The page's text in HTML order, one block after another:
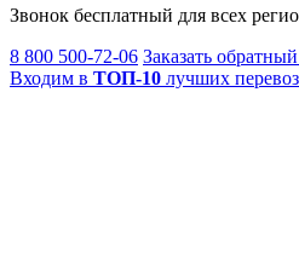
Звонок бесплатный для всех
8 800 500-72-06 Заказать
Входим в ТОП-10 лучших